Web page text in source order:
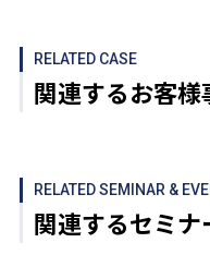
RELATED CASE
関連するお客様
RELATED SEMINAR &
関連するセミナ